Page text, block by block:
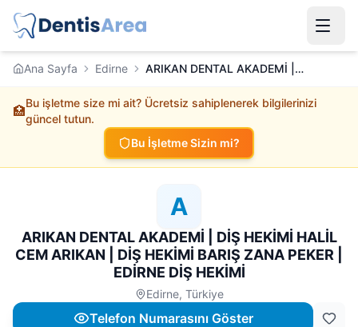
Ana Sayfa Edirne ARIKAN DENTAL AKADEMİ | DİŞ HEKİMİ HALİL CEM ARIKAN | DİŞ HEKİMİ BARIŞ ZANA PEKER | EDİRNE DİŞ HEKİMİ
🏥
Bu işletme size mi ait? Ücretsiz sahiplenerek bilgilerinizi
güncel tutun.
Bu İşletme Sizin mi?
A
ARIKAN DENTAL AKADEMİ | DİŞ HEKİMİ HALİL
CEM ARIKAN | DİŞ HEKİMİ BARIŞ ZANA PEKER |
EDİRNE DİŞ HEKİMİ
Edirne, Türkiye
Telefon Numarasını Göster